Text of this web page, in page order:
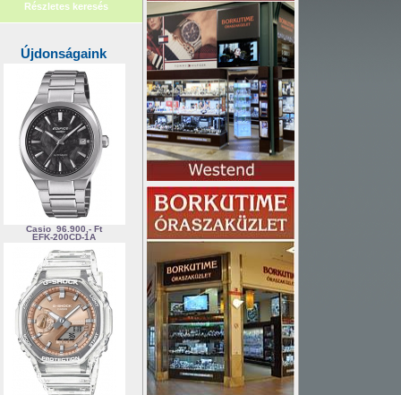
Részletes keresés
Újdonságaink
Casio 96.900,- Ft
EFK-200CD-1A